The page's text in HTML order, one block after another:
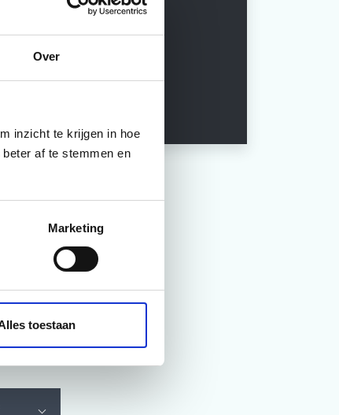
Over
inzicht te krijgen in hoe
af te stemmen en
Marketing
toestaan
vragen